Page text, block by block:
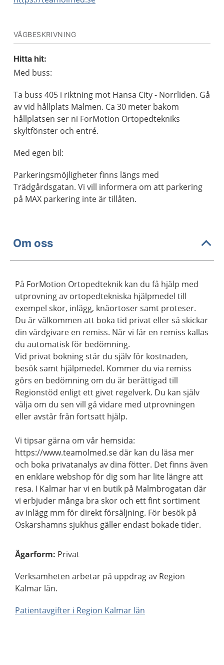
VÄGBESKRIVNING
Hitta hit:
Med buss:
Ta buss 405 i riktning mot Hansa City - Norrliden. Gå
av vid hållplats Malmen. Ca 30 meter bakom
hållplatsen ser ni ForMotion Ortopedtekniks
skyltfönster och entré.
Med egen bil:
Parkeringsmöjligheter finns längs med
Trädgårdsgatan. Vi vill informera om att parkering
på MAX parkering inte är tillåten.
Om oss
På ForMotion Ortopedteknik kan du få hjälp med
utprovning av ortopedtekniska hjälpmedel till
exempel skor, inlägg, knäortoser samt proteser.
Du är välkommen att boka tid privat eller så skickar
din vårdgivare en remiss. När vi får en remiss kallas
du automatisk för bedömning.
Vid privat bokning står du själv för kostnaden,
besök samt hjälpmedel. Kommer du via remiss
görs en bedömning om du är berättigad till
Regionstöd enligt ett givet regelverk. Du kan själv
välja om du sen vill gå vidare med utprovningen
eller avstår från fortsatt hjälp.
Vi tipsar gärna om vår hemsida:
https://www.teamolmed.se där kan du läsa mer
och boka privatanalys av dina fötter. Det finns även
en enklare webshop för dig som har lite längre att
resa. I Kalmar har vi en butik på Malmbrogatan där
vi erbjuder många bra skor och ett fint sortiment
av inlägg mm för direkt försäljning. För besök på
Oskarshamns sjukhus gäller endast bokade tider.
Ägarform: Privat
Verksamheten arbetar på uppdrag av Region
Kalmar län.
Patientavgifter i Region Kalmar län